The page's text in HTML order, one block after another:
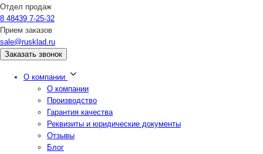
Отдел продаж
8 48439 7-25-32
Прием заказов
sale@rusklad.ru
Заказать звонок
О компании
О компании
Производство
Гарантия качества
Реквизиты и юридические документы
Отзывы
Блог